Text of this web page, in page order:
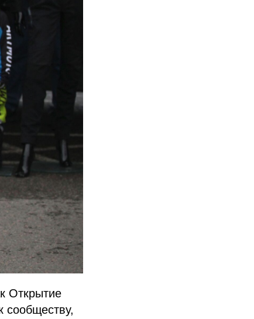
Открытие
сообществу,